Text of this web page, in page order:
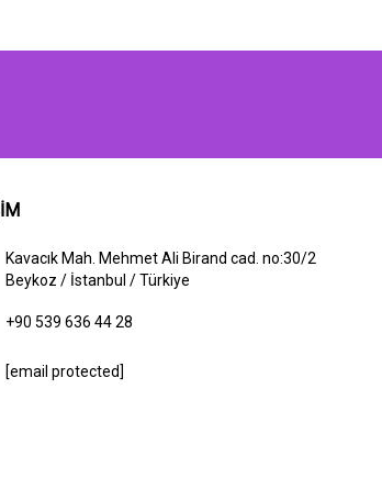
Kavacık Mah. Mehmet Ali Birand cad. no:30/2
Beykoz / İstanbul / Türkiye
+90 539 636 44 28
[email protected]